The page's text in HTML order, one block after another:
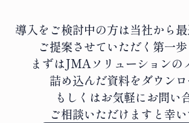
導入をご検討中の方は当社から
ご提案させていただく第一歩
まずはJMAソリューションの
詰め込んだ資料をダウンロ
もしくはお気軽にお問い
ご相談いただけますと幸い